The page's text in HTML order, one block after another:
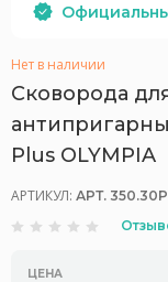
Нет в наличии
Сковорода
Plus OLYMPIA
АРТИКУЛ: АРТ.
ЦЕНА